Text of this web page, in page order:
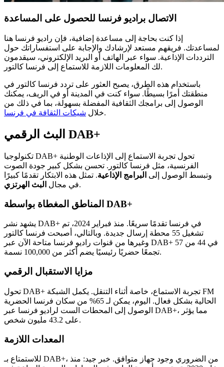
الاتصال براديو فرنسا للحصول على المساعدة
إذا كنت بحاجة إلى مساعدة إضافية، فإن راديو فرنسا هنا
لمساعدتك. فريقهم مستعد لإرشادك والإجابة على استفساراتك حول
الترددات الإذاعية. سواء عبر الهاتف أو البريد الإلكتروني، سيقدمون
لك المعلومات اللازمة للاستماع إلى فرنسا كالتور.
باستخدام هذه الطرق، يصبح العثور على تردد فرنسا كالتور في
منطقتك أمرًا بسيطًا. سواء كنت في المدينة أو في الريف، يمكنك
الوصول إلى برامجك الثقافية المفضلة بسهولة، بما في ذلك من
خلال شيكات الثقافة في فرنسا .
البث الرقمي DAB+
تكنولوجيا DAB+ تحول تجربة الاستماع إلى الإذاعات الوطنية
الفرنسية، مثل فرنسا كالتور. تحسن بشكل كبير جودة الصوت
وتبسط الوصول إلى البرامج الإذاعية. تمثل هذه الابتكار تقدمًا كبيرًا
في مجال البث الهرتزي .
المناطق المغطاة بواسطة DAB+
يشهد نشر DAB+ في فرنسا تقدمًا سريعًا. منذ فبراير 2024، تم
تشغيل 55 محطة إرسال جديدة. وبالتالي، أصبحت فرنسا كالتور
وغيرها من قنوات راديو فرنسا متاحة الآن عبر DAB+ في 44 من 57
تجمعًا حضريًا رئيسيًا يضم أكثر من 100,000 نسمة.
مزايا الاستقبال الرقمي
تحول DAB+ تجربة الاستماع، خاصة أثناء التنقل. يكمل الشبكة FM
الحالية بشكل فعال. اليوم، يمكن لـ 65% من سكان فرنسا الحضرية
الوصول إلى المحطات الست لراديو فرنسا عبر DAB+، مما يؤثر
على 43.2 مليون شخص.
المعدات اللازمة
للاستمتاع بـ DAB+، من الضروري وجود جهاز متوافق. خبر جيد: منذ